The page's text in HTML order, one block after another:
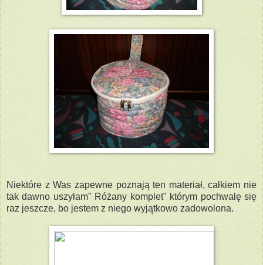
Niektóre z Was zapewne poznają ten materiał, całkiem nie
tak dawno uszyłam" Różany komplet" którym pochwalę się
raz jeszcze, bo jestem z niego wyjątkowo zadowolona.